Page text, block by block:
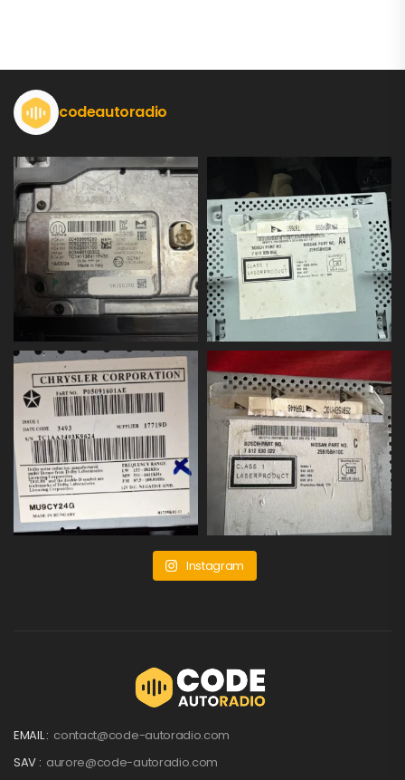
codeautoradio
Instagram
EMAIL : contact@code-autoradio.com
SAV : aurore@code-autoradio.com